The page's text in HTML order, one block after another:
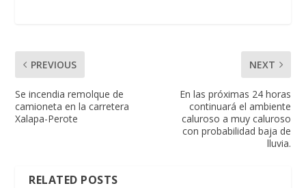
PREVIOUS
Se incendia remolque de
camioneta en la carretera
Xalapa-Perote
NEXT
En las próximas 24 horas
continuará el ambiente
caluroso a muy caluroso
con probabilidad baja de
lluvia.
RELATED POSTS